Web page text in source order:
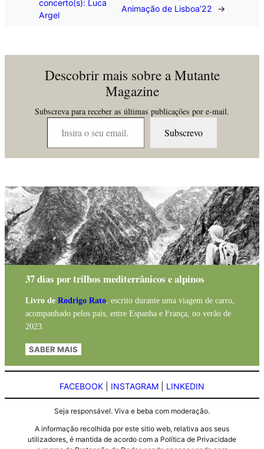
concerto(s): Luca
Argel
Animação de Lisboa’22
→
Descobrir mais sobre a Mutante
Magazine
Subscreva para receber as últimas publicações por e-mail.
Insira o seu email…
Subscrevo
37 dias por trilhos mediterrânicos e alpinos
Livro de Rodrigo Rato, escrito durante uma viagem de carro,
acompanhado pelos pais, entre Espanha e França, no verão de
2023.
SABER MAIS
FACEBOOK INSTAGRAM LINKEDIN
Seja responsável. Viva e beba com moderação.
A informação recolhida por este sitio web, relativa aos seus
utilizadores, é mantida de acordo com a Política de Privacidade